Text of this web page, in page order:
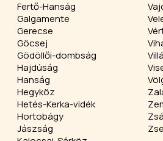
Fertő-Hanság
Galgamente
Gerecse
Göcsej
Gödöllői-dombság
Hajdúság
Hanság
Hegyköz
Hetés-Kerka-vidék
Hortobágy
Jászság